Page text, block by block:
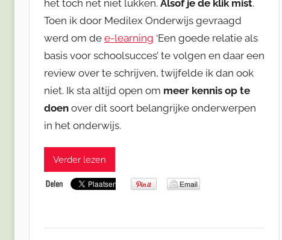
het toch net niet lukken. Alsof je de klik mist.
Toen ik door Medilex Onderwijs gevraagd
werd om de e-learning ‘Een goede relatie als
basis voor schoolsucces’ te volgen en daar een
review over te schrijven, twijfelde ik dan ook
niet. Ik sta altijd open om meer kennis op te
doen over dit soort belangrijke onderwerpen
in het onderwijs.
Verder lezen